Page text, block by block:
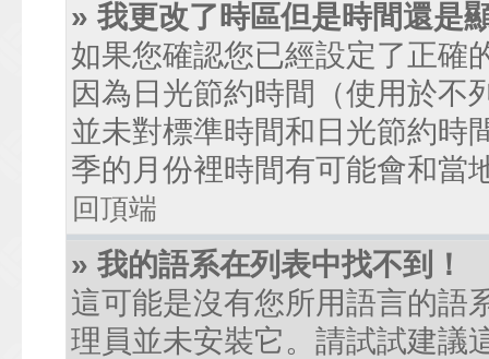
» 我更改了時區但是時間還是
如果您確認您已經設定了正確
因為日光節約時間（使用於不
並未對標準時間和日光節約時
季的月份裡時間有可能會和當
回頂端
» 我的語系在列表中找不到！
這可能是沒有您所用語言的語
理員並未安裝它。請試試建議